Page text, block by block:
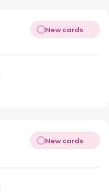
New cards
New cards